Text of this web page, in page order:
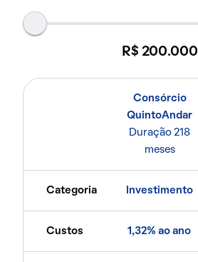
R$ 200.000
Consórcio
QuintoAndar
Duração 218
meses
Categoria Investimento
Custos 1,32% ao ano